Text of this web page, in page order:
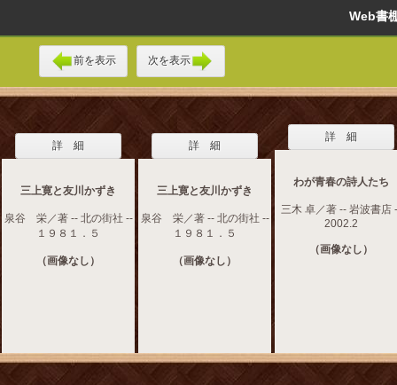
Web
前を表示 次を表示
詳 細
三上寛と友川かずき
泉谷 栄／著 -- 北の街社 --
１９８１．５
（画像なし）
詳 細
三上寛と友川かずき
泉谷 栄／著 -- 北の街社 --
１９８１．５
（画像なし）
詳 細
わが青春の詩人たち
三木 卓／著 -- 岩波書店
2002.2
（画像なし）